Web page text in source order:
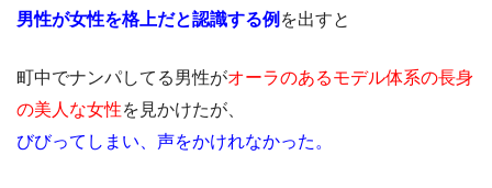
男性が女性を格上だと認識する例 を出すと
町中でナンパしてる男性がオーラのあるモデル体系の長身
の美人な女性を見かけたが、
びびってしまい、声をかけれなかった。